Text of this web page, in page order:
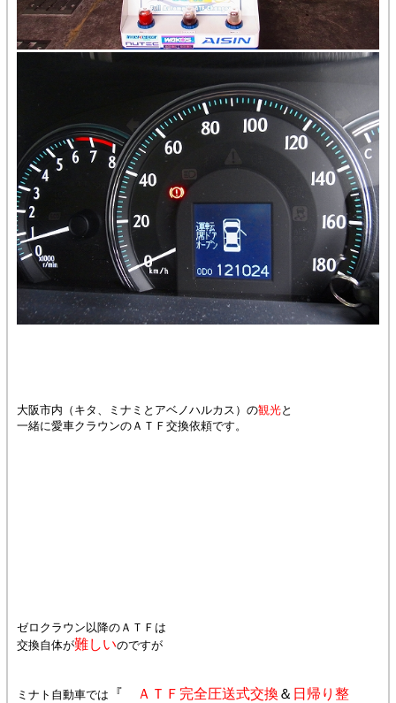
大阪市内（キタ、ミナミとアベノハルカス）の観光と
一緒に愛車クラウンのＡＴＦ交換依頼です。
ゼロクラウン以降のＡＴＦは
交換自体が難しいのですが
ミナト自動車では 『 ＡＴＦ完全圧送式交換 ＆ 日帰り整